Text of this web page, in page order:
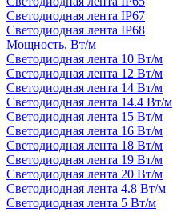
Светодиодная лента IP67
Светодиодная лента IP68
Мощность, Вт/м
Светодиодная лента 10 Вт/м
Светодиодная лента 12 Вт/м
Светодиодная лента 14 Вт/м
Светодиодная лента 14.4 Вт/м
Светодиодная лента 15 Вт/м
Светодиодная лента 16 Вт/м
Светодиодная лента 18 Вт/м
Светодиодная лента 19 Вт/м
Светодиодная лента 20 Вт/м
Светодиодная лента 4.8 Вт/м
Светодиодная лента 5 Вт/м